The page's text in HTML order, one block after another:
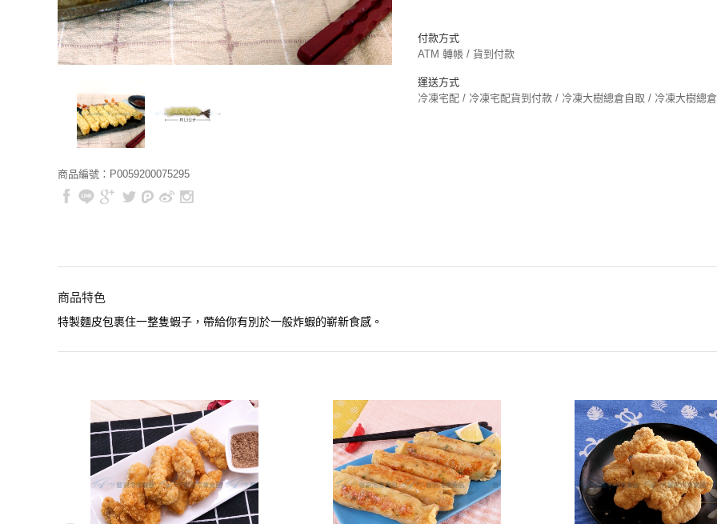
商品編號：P0059200075295
付款方式
ATM 轉帳 / 貨到付款
運送方式
冷凍宅配 / 冷凍宅配貨到付款 / 冷凍大樹總倉自取 / 冷凍大樹總
商品特色
特製麵皮包裹住一整隻蝦子，帶給你有別於一般炸蝦的嶄新食感。